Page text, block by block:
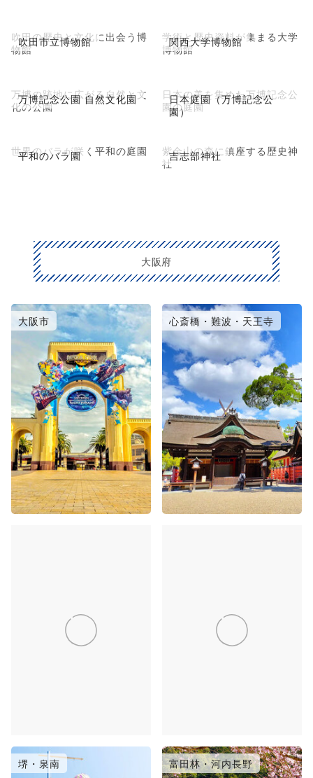
吹田市立博物館
吹田の歴史と文化に出会う博
物館
関西大学博物館
学術と歴史資料が集まる大学
博物館
万博記念公園 自然文化園
万博の跡地に広がる自然と文
化の公園
日本庭園（万博記念公
園）
日本の美を集めた万博記念公
園の庭園
平和のバラ園
世界のバラが咲く平和の庭園 吉志部神社
紫金山の森に鎮座する歴史神
社
大阪府
大阪市 心斎橋・難波・天王寺
堺・泉南 富田林・河内長野